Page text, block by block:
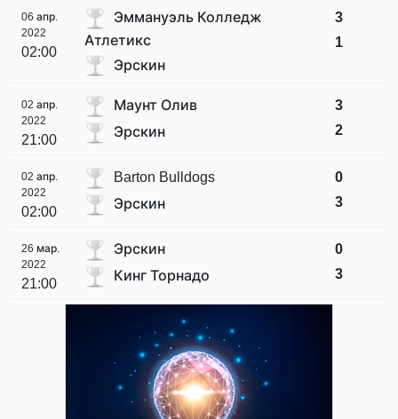
06 апр.
2022
02:00
Эммануэль Колледж
Атлетикс
Эрскин
3
1
02 апр.
2022
21:00
Маунт Олив
Эрскин
3
2
02 апр.
2022
02:00
Barton Bulldogs
Эрскин
0
3
26 мар.
2022
21:00
Эрскин
Кинг Торнадо
0
3